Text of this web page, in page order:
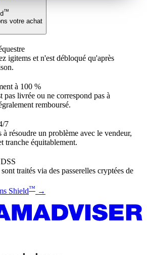
™
votre achat
igitems et n'est débloqué qu'après
à 100 %
pas livrée ou ne correspond pas à
remboursé.
7
à résoudre un problème avec le vendeur,
tranche équitablement.
traités via des passerelles cryptées de
Shield™ →